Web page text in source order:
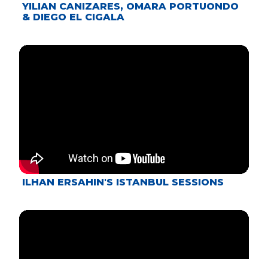
YILIAN CANIZARES, OMARA PORTUONDO
& DIEGO EL CIGALA
ILHAN ERSAHIN'S ISTANBUL SESSIONS